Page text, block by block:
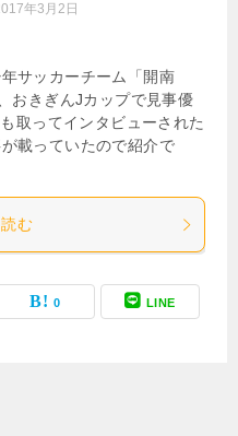
年3月2日
サッカーチーム「開南
おきぎんJカップで見事優
取ってインタビューされた
載っていたので紹介で
む
0 LINE